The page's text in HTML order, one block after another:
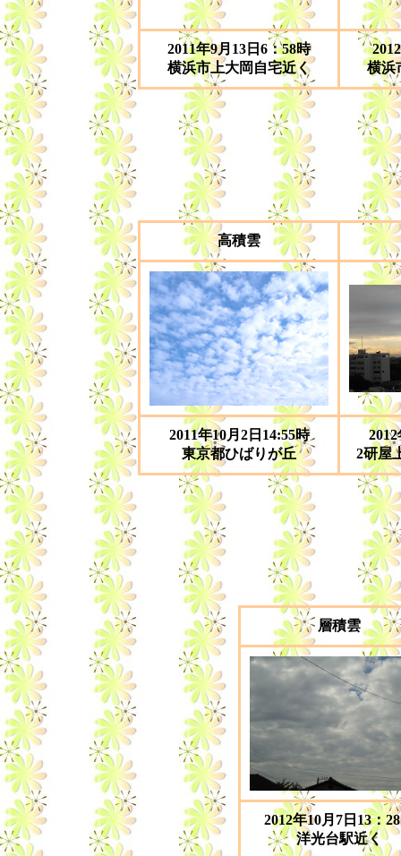
2011年9月13日6：58時
横浜市上大岡自宅近く
横浜
高積雲
2011年10月2日14:55時
東京都ひばりが丘
2研屋
層積雲
2012年10月7日13：
洋光台駅近く